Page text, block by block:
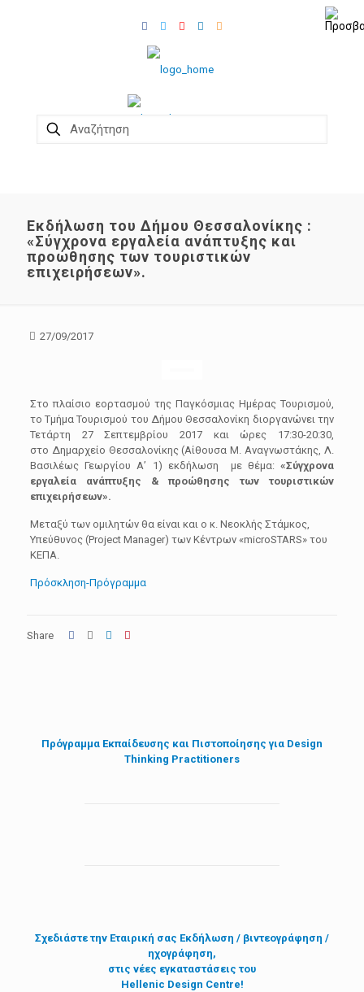
Εκδήλωση του Δήμου Θεσσαλονίκης :
«Σύγχρονα εργαλεία ανάπτυξης και
προώθησης των τουριστικών
επιχειρήσεων».
27/09/2017
Στο πλαίσιο εορτασμού της Παγκόσμιας Ημέρας Τουρισμού,
το Τμήμα Τουρισμού του Δήμου Θεσσαλονίκη διοργανώνει την
Τετάρτη 27 Σεπτεμβρίου 2017 και ώρες 17:30-20:30,
στο Δημαρχείο Θεσσαλονίκης (Αίθουσα Μ. Αναγνωστάκης, Λ.
Βασιλέως Γεωργίου Α’ 1) εκδήλωση με θέμα:«Σύγχρονα
εργαλεία ανάπτυξης & προώθησηςτων τουριστικών
επιχειρήσεων».
Μεταξύ των ομιλητών θα είναι και ο κ. Νεοκλής Στάμκος,
Υπεύθυνος (Project Manager) των Κέντρων «microSTARS» του
ΚΕΠΑ.
Πρόσκληση-Πρόγραμμα
Share
Πρόγραμμα Εκπαίδευσης και Πιστοποίησης για Design
Thinking Practitioners
Σχεδιάστε την Εταιρική σας Εκδήλωση / βιντεογράφηση /
ηχογράφηση,
στις νέες εγκαταστάσεις του
Hellenic Design Centre!